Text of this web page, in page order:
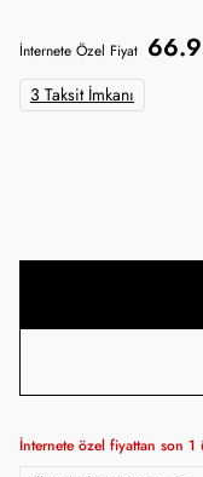
İnternete Özel Fiyat
3 Taksit İmkanı
İnternete özel fiyattan son 1